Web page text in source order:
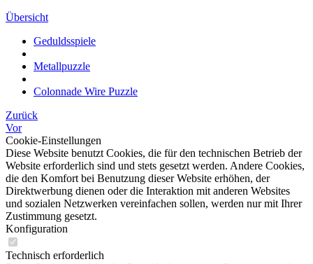
Übersicht
Geduldsspiele
Metallpuzzle
Colonnade Wire Puzzle
Zurück
Vor
Cookie-Einstellungen
Diese Website benutzt Cookies, die für den technischen Betrieb der
Website erforderlich sind und stets gesetzt werden. Andere Cookies,
die den Komfort bei Benutzung dieser Website erhöhen, der
Direktwerbung dienen oder die Interaktion mit anderen Websites
und sozialen Netzwerken vereinfachen sollen, werden nur mit Ihrer
Zustimmung gesetzt.
Konfiguration
Technisch erforderlich